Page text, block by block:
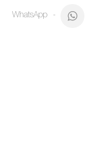
WhatsApp